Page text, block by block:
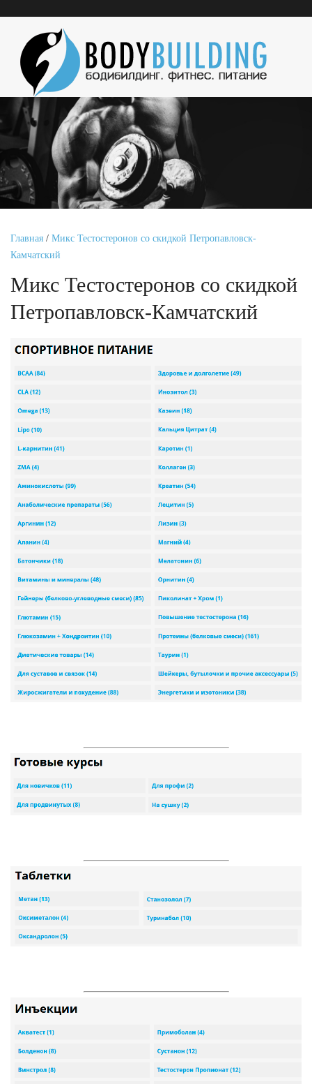
Главная / Микс Тестостеронов со скидкой Петропавловск-
Камчатский
Микс Тестостеронов со скидкой
Петропавловск-Камчатский